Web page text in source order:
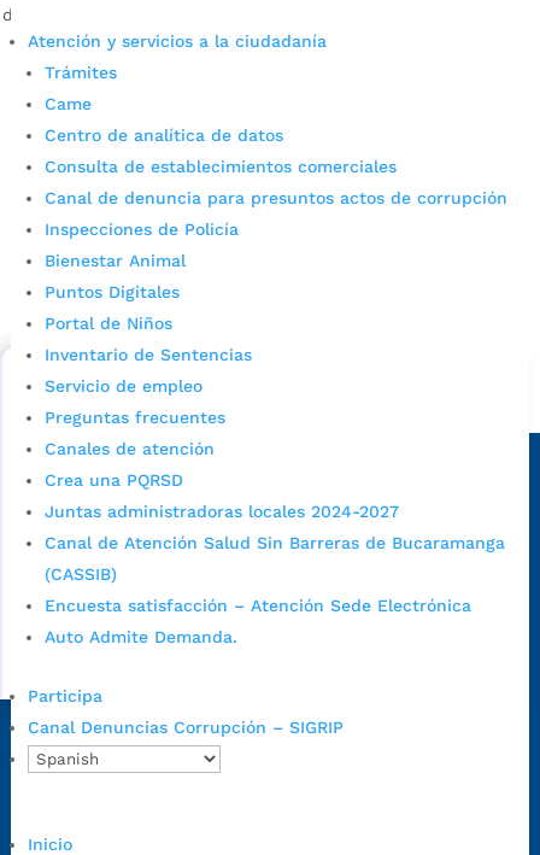
Atención y servicios a la ciudadanía
Trámites
Came
Centro de analítica de datos
Consulta de establecimientos comerciales
Canal de denuncia para presuntos actos de corrupción
Inspecciones de Policía
Bienestar Animal
Puntos Digitales
Portal de Niños
Inventario de Sentencias
Servicio de empleo
Preguntas frecuentes
Canales de atención
Crea una PQRSD
Juntas administradoras locales 2024-2027
Canal de Atención Salud Sin Barreras de Bucaramanga
(CASSIB)
Encuesta satisfacción – Atención Sede Electrónica
Auto Admite Demanda.
Participa
Canal Denuncias Corrupción – SIGRIP
Inicio
destinó $4.677 millones para […]
Cupos Escolares Bucaramanga 2022
Consulta aqui los pasos para inscribirse y solicitar un
cupo escolar en los colegios oficiales de
Bucaramanga.
Alcaldía de Bucaramanga
Sede principal
Dirección Fase I:Calle 35 # 10-43, Bucaramanga, Santander,
Colombia.
Colombia